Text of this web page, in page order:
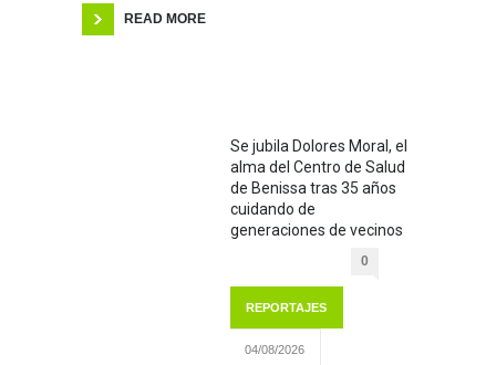
READ MORE
Se jubila Dolores Moral, el
alma del Centro de Salud
de Benissa tras 35 años
cuidando de
generaciones de vecinos
0
REPORTAJES
04/08/2026